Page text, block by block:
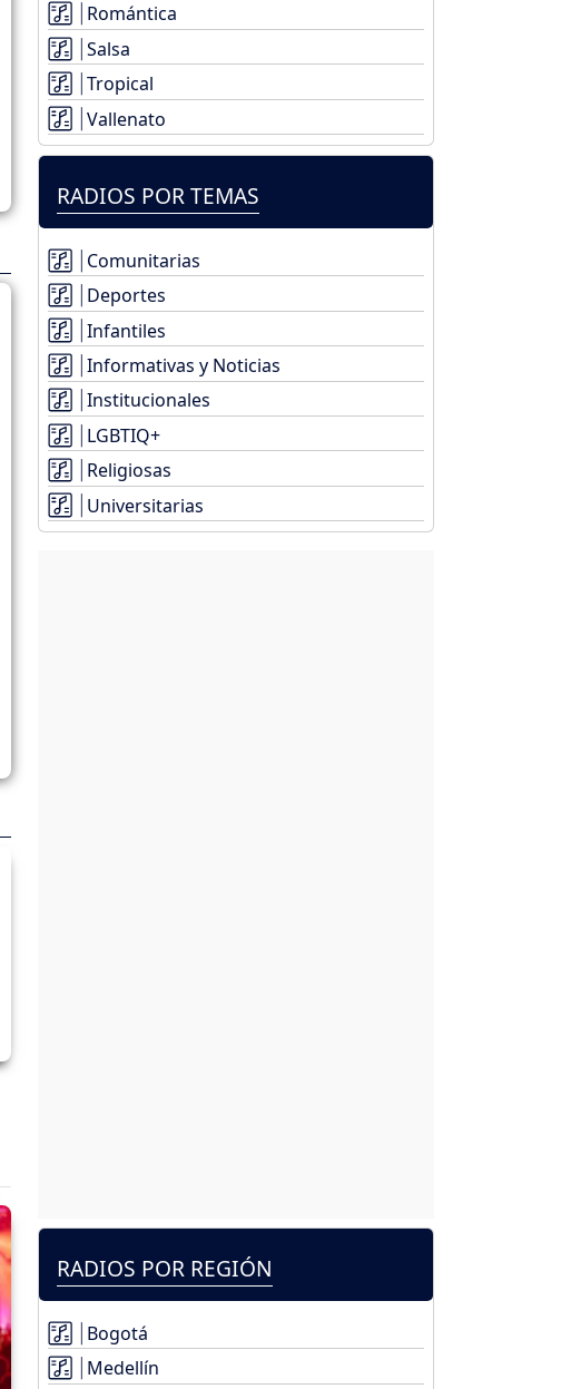
Romántica
Salsa
Tropical
Vallenato
RADIOS POR TEMAS
Comunitarias
Deportes
Infantiles
Informativas y Noticias
Institucionales
LGBTIQ+
Religiosas
Universitarias
RADIOS POR REGIÓN
Bogotá
Medellín